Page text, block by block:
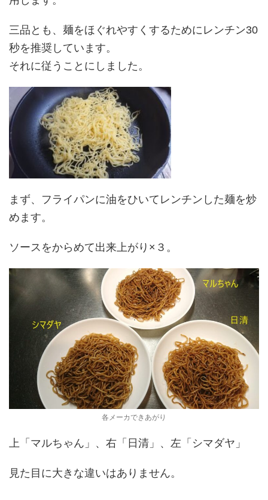
三品とも、麺をほぐれやすくするためにレンチン30
秒を推奨しています。
それに従うことにしました。
まず、フライパンに油をひいてレンチンした麺を炒
めます。
ソースをからめて出来上がり×３。
各メーカできあがり
上「マルちゃん」、右「日清」、左「シマダヤ」
見た目に大きな違いはありません。